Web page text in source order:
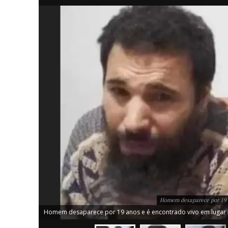
Aprenda
Homem desaparece por
Homem desaparece por 19 anos e é encontrado vivo em